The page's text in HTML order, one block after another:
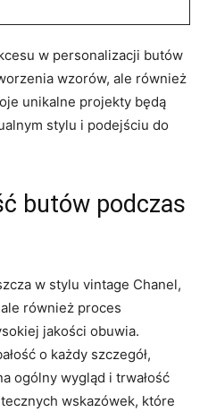
w personalizacji butów
wzorów, ale również
unikalne projekty będą
stylu i podejściu do
butów podczas
w stylu vintage Chanel,
również proces
jakości obuwia.
o każdy szczegół,
ogólny wygląd i trwałość
wskazówek, które